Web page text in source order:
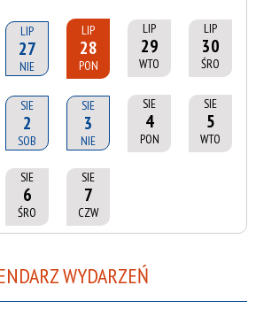
LIP
27
NIE
LIP
28
PON
LIP
29
WTO
LIP
30
ŚRO
SIE
2
SOB
SIE
3
NIE
SIE
4
PON
SIE
5
WTO
SIE
6
ŚRO
SIE
7
CZW
WYDARZEŃ